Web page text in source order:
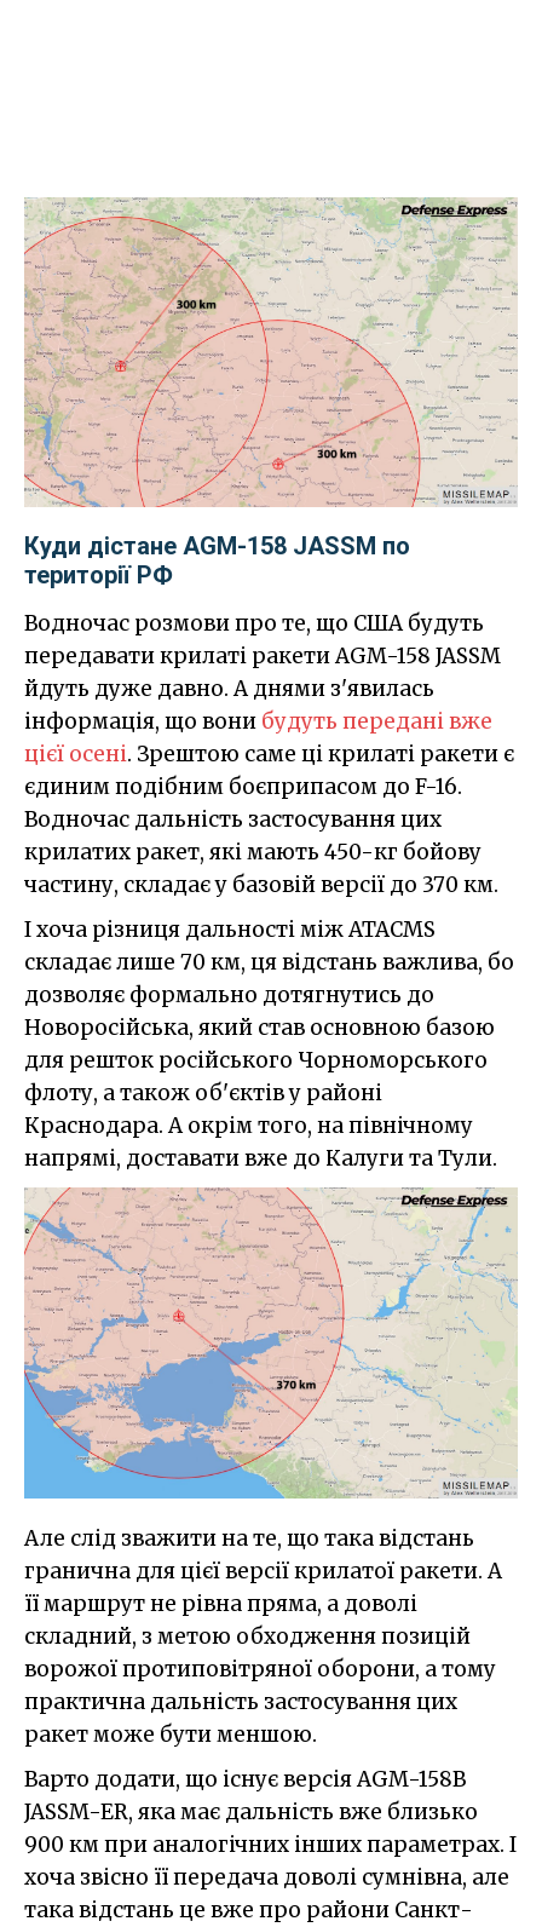
Куди дістане AGM-158 JASSM по
території РФ
Водночас розмови про те, що США будуть
передавати крилаті ракети AGM-158 JASSM
йдуть дуже давно. А днями з'явилась
інформація, що вони будуть передані вже
цієї осені. Зрештою саме ці крилаті ракети є
єдиним подібним боєприпасом до F-16.
Водночас дальність застосування цих
крилатих ракет, які мають 450-кг бойову
частину, складає у базовій версії до 370 км.
І хоча різниця дальності між ATACMS
складає лише 70 км, ця відстань важлива, бо
дозволяє формально дотягнутись до
Новоросійська, який став основною базою
для решток російського Чорноморського
флоту, а також об'єктів у районі
Краснодара. А окрім того, на північному
напрямі, доставати вже до Калуги та Тули.
Але слід зважити на те, що така відстань
гранична для цієї версії крилатої ракети. А
її маршрут не рівна пряма, а доволі
складний, з метою обходження позицій
ворожої протиповітряної оборони, а тому
практична дальність застосування цих
ракет може бути меншою.
Варто додати, що існує версія AGM-158B
JASSM-ER, яка має дальність вже близько
900 км при аналогічних інших параметрах. І
хоча звісно її передача доволі сумнівна, але
така відстань це вже про райони Санкт-